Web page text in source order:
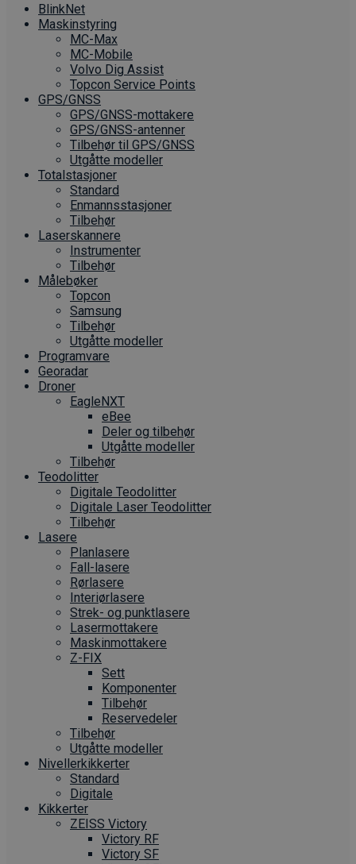
BlinkNet
Maskinstyring
MC-Max
MC-Mobile
Volvo Dig Assist
Topcon Service Points
GPS/GNSS
GPS/GNSS-mottakere
GPS/GNSS-antenner
Tilbehør til GPS/GNSS
Utgåtte modeller
Totalstasjoner
Standard
Enmannsstasjoner
Tilbehør
Laserskannere
Instrumenter
Tilbehør
Målebøker
Topcon
Samsung
Tilbehør
Utgåtte modeller
Programvare
Georadar
Droner
EagleNXT
eBee
Deler og tilbehør
Utgåtte modeller
Tilbehør
Teodolitter
Digitale Teodolitter
Digitale Laser Teodolitter
Tilbehør
Lasere
Planlasere
Fall-lasere
Rørlasere
Interiør­lasere
Strek- og punktlasere
Laser­mottakere
Maskin­mottakere
Z-FIX
Sett
Komponenter
Tilbehør
Reservedeler
Tilbehør
Utgåtte modeller
Nivellerkikkerter
Standard
Digitale
Kikkerter
ZEISS Victory
Victory RF
Victory SF